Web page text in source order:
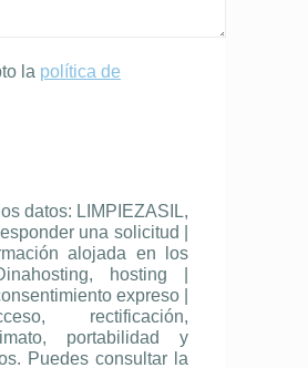
la política de
datos: LIMPIEZASIL,
una solicitud |
alojada en los
hosting |
expreso |
rectificación,
portabilidad y
Puedes consultar la